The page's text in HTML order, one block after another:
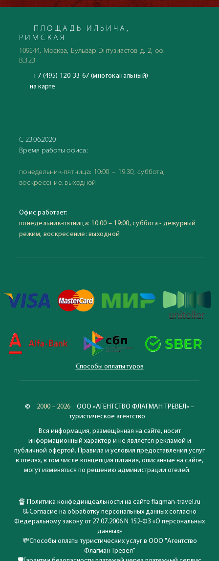
ПЛОЩАДЬ ИЛЬИЧА,
РИМСКАЯ
109544, Москва, Бульвар Энтузиастов д. 2, оф.
В.3.23
+7 (495) 120-33-67 (многоканальный)
на карте
С 23.06.2020
Время работы офиса:
понедельник-пятница: 10:00 – 19:30, суббота,
воскресение: выходной
Офис работает:
понедельник-пятница: 10:00 – 19:00, суббота - дежурный
режим, воскресение: выходной
Способы оплаты туров
© 2000 – 2026
ООО «АГЕНТСТВО ФЛАГМАН ТРЕВЕЛ» –
туристическое агентство
Вся информация, размещённая на сайте, носит
информационный характер и не является рекламой и
публичной офертой. Правила и условия предоставления услуг
в отелях, в том числе концепция питания, описанные на сайте,
могут изменяться по решению администрации отелей.
🔏 Политика конфединцеальности на сайте flagman-travel.ru
📃Согласие на обработку персональных данных согласно
Федеральному закону от 27.07.2006 N 152-ФЗ «О персональных
данных»
💸Способы оплаты туристических услуг в ООО "Агентство
Флагман Тревел"